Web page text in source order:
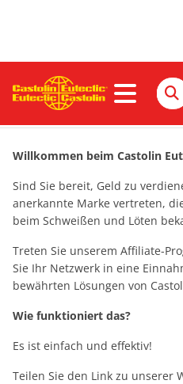
Partnerprogramm
Willkommen beim Castolin
Sind Sie bereit, Geld zu
anerkannte Marke vertreten,
beim Schweißen und Löten
Treten Sie unserem Affiliate-
Sie Ihr Netzwerk in eine
bewährten Lösungen von
Wie funktioniert das?
Es ist einfach und effektiv!
Teilen Sie den Link zu unserer